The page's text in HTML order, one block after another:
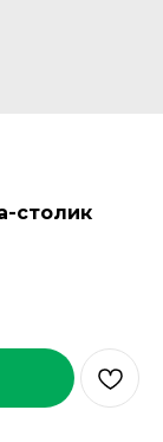
столик